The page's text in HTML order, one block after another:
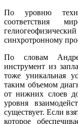
По уровню
соответствия
синхротронному
По словам
инструмент из
тоже уникальная
таким объемом
от нижних слоев
уровня
существует. Если
которое